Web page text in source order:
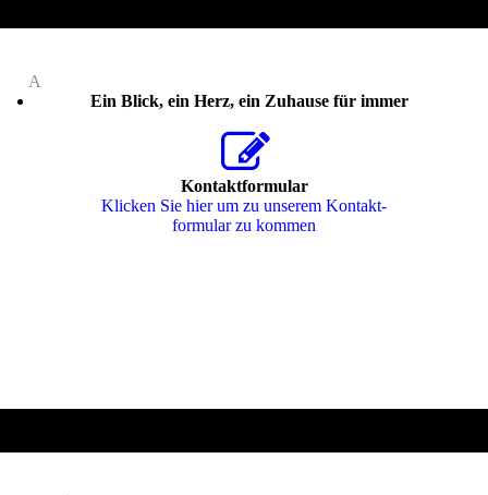
A
Ein Blick, ein Herz, ein Zuhause für immer
Kontaktformular
Klicken Sie hier um zu unserem Kon­takt­
for­mu­lar zu kommen